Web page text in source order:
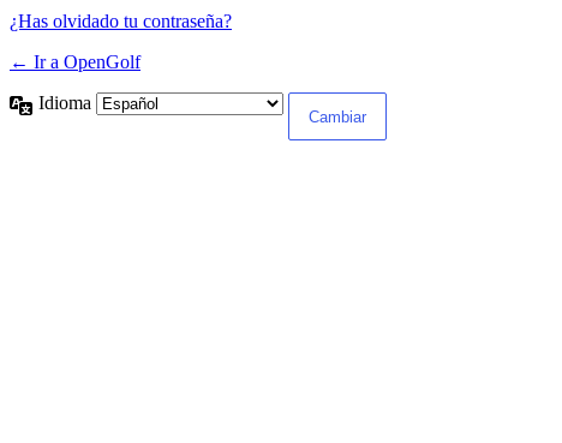
¿Has olvidado tu contraseña?
← Ir a OpenGolf
Idioma